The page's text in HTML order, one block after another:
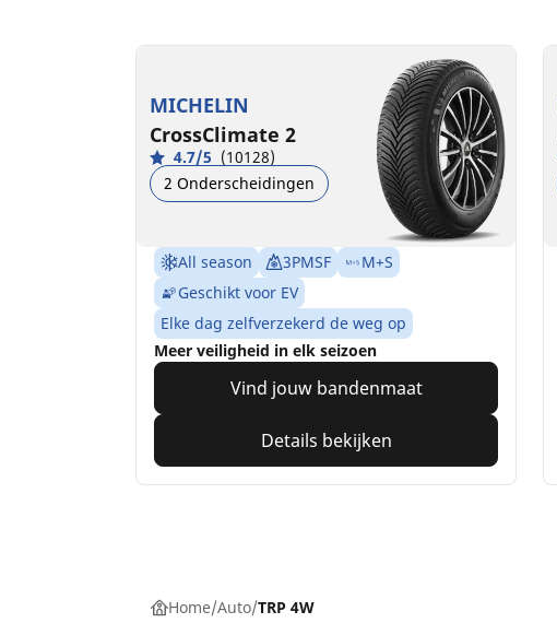
MICHELIN
CrossClimate 2
4.7/5 (10128)
2 Onderscheidingen
All season 3PMSF
M+S
Geschikt voor EV
Elke dag zelfverzekerd de weg op
Meer veiligheid in elk seizoen
Vind jouw bandenmaat
Details bekijken
Home Auto TRP 4W